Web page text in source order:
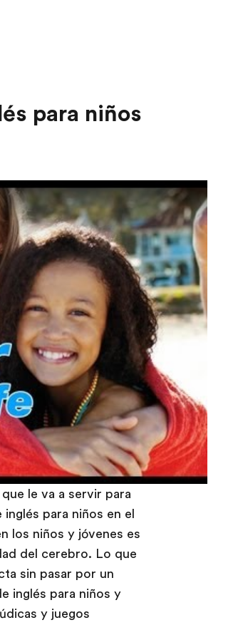
para niños
le va a servir para
para niños en el
los niños y jóvenes es
del cerebro. Lo que
sin pasar por un
inglés para niños y
y juegos